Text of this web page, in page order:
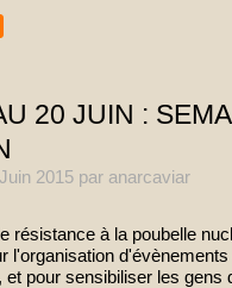
20 JUIN :
2015 par anarcaviar
résistance à la poubelle
l'organisation
et pour sensibiliser les gens